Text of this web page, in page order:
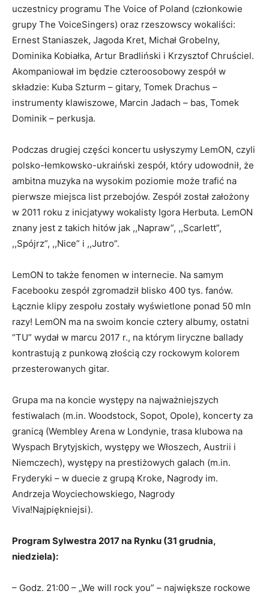
uczestnicy programu The Voice of Poland (członkowie
grupy The VoiceSingers) oraz rzeszowscy wokaliści:
Ernest Staniaszek, Jagoda Kret, Michał Grobelny,
Dominika Kobiałka, Artur Bradliński i Krzysztof Chruściel.
Akompaniował im będzie czteroosobowy zespół w
składzie: Kuba Szturm – gitary, Tomek Drachus –
instrumenty klawiszowe, Marcin Jadach – bas, Tomek
Dominik – perkusja.
Podczas drugiej części koncertu usłyszymy LemON, czyli
polsko-łemkowsko-ukraiński zespół, który udowodnił, że
ambitna muzyka na wysokim poziomie może trafić na
pierwsze miejsca list przebojów. Zespół został założony
w 2011 roku z inicjatywy wokalisty Igora Herbuta. LemON
znany jest z takich hitów jak ,,Napraw”, ,,Scarlett”,
,,Spójrz”, ,,Nice” i ,,Jutro”.
LemON to także fenomen w internecie. Na samym
Facebooku zespół zgromadził blisko 400 tys. fanów.
Łącznie klipy zespołu zostały wyświetlone ponad 50 mln
razy! LemON ma na swoim koncie cztery albumy, ostatni
“TU” wydał w marcu 2017 r., na którym liryczne ballady
kontrastują z punkową złością czy rockowym kolorem
przesterowanych gitar.
Grupa ma na koncie występy na najważniejszych
festiwalach (m.in. Woodstock, Sopot, Opole), koncerty za
granicą (Wembley Arena w Londynie, trasa klubowa na
Wyspach Brytyjskich, występy we Włoszech, Austrii i
Niemczech), występy na prestiżowych galach (m.in.
Fryderyki – w duecie z grupą Kroke, Nagrody im.
Andrzeja Woyciechowskiego, Nagrody
Viva!Najpiękniejsi).
Program Sylwestra 2017 na Rynku (31 grudnia,
niedziela):
– Godz. 21:00 – „We will rock you” – największe rockowe